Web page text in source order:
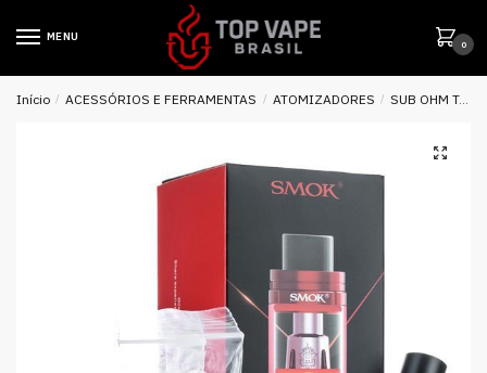
MENU
0
Início / ACESSÓRIOS E FERRAMENTAS / ATOMIZADORES / SUB OHM TANK